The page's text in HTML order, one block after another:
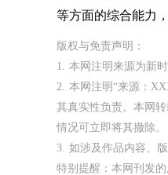
等方面的综合能力
版权与免责声明：
1. 本网注明来源为新
2. 本网注明“来源：
其真实性负责。本网
情况可立即将其撤除。
3. 如涉及作品内容、
特别提醒：本网刊发